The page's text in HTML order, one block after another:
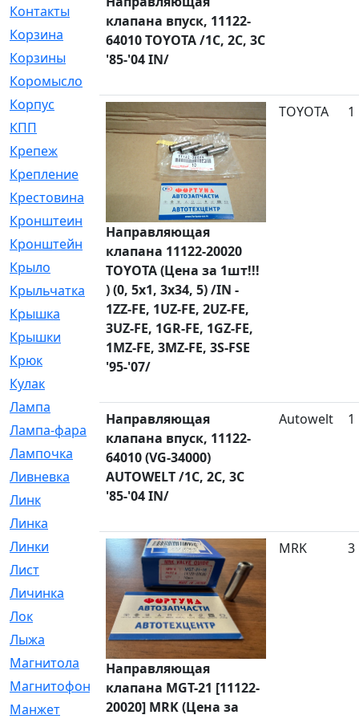
Контакты
[4]
Корзина
[1]
Корзины
[159]
Коромысло
Корпус
[41]
КПП
[70]
Крепеж
[4]
Крепление
[23]
Крестовина
[309]
Кронштеин
[1]
Кронштейн
[59]
Крыло
[285]
Крыльчатка
[17]
Крышка
[151]
Крышки
[4]
Крюк
Кулак
Лампа
[128]
Лампа-фара
Лампочка
[209]
Ливневка
[66]
Линк
[3]
Линка
Линки
[913]
Лист
[144]
Личинка
[3]
Лок
[1]
Лыжа
[23]
Магнитола
[11]
Магнитофон
[1]
Манжет
[194]
клапана впуск, 11122-
64010 TOYOTA /1C, 2C, 3C
'85-'04 IN/
Направляющая
клапана 11122-20020
TOYOTA (Цена за 1шт!!!
) (0, 5x1, 3x34, 5) /IN -
1ZZ-FE, 1UZ-FE, 2UZ-FE,
3UZ-FE, 1GR-FE, 1GZ-FE,
1MZ-FE, 3MZ-FE, 3S-FSE
'95-'07/
TOYOTA 1
Направляющая
клапана впуск, 11122-
64010 (VG-34000)
AUTOWELT /1C, 2C, 3C
'85-'04 IN/
Autowelt 1
Направляющая
клапана MGT-21 [11122-
20020] MRK (Цена за
MRK 3